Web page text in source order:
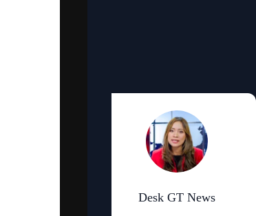
Desk GT News